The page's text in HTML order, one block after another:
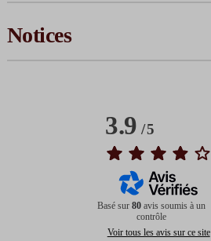
Notices
3.9/5
Basé sur80 avis soumis à un
contrôle
Voir tous les avis sur ce site